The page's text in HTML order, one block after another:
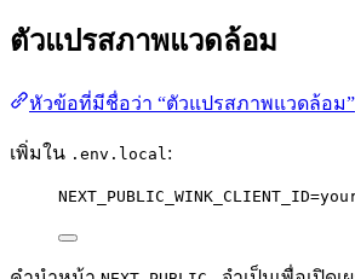
ตัวแปรสภาพแวดล้อม
หัวข้อที่มีชื่อว่า “ตัวแปรสภาพแวดล้อม”
เพิ่มใน .env.local :